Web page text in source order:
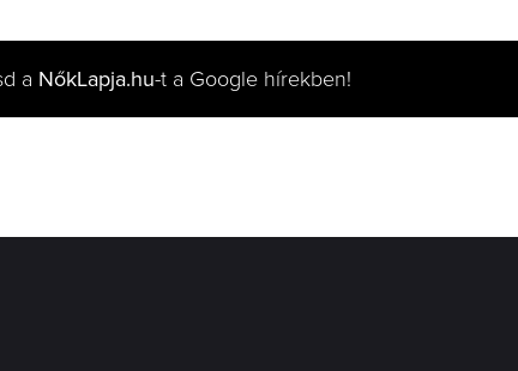
a NőkLapja.hu-t a Google hírekben!